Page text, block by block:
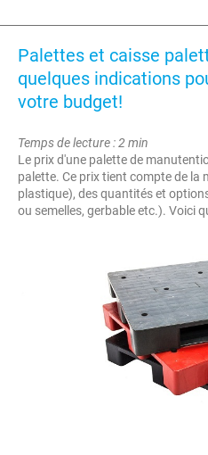
Palettes et caisse
quelques indications
votre budget!
Temps de lecture : 2 min
Le prix d'une palette de
palette. Ce prix tient compte de la
plastique), des quantités et
ou semelles, gerbable etc.). Voici